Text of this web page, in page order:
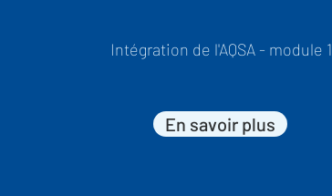
Intégration de l'AQSA - module 1
En savoir plus